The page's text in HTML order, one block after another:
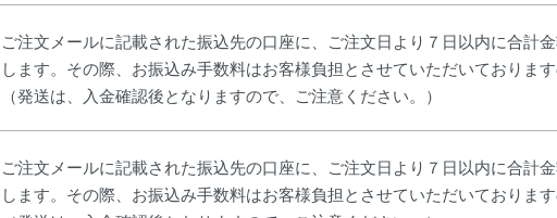
ご注文メールに記載された振込先の口座に、ご注文日より７日以内に合計
します。その際、お振込み手数料はお客様負担とさせていただいております
（発送は、入金確認後となりますので、ご注意ください。）
ご注文メールに記載された振込先の口座に、ご注文日より７日以内に合計
します。その際、お振込み手数料はお客様負担とさせていただいております